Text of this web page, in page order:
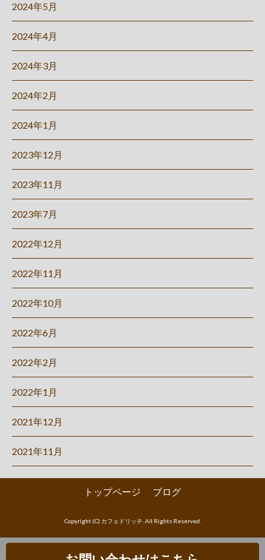
2024年5月
2024年4月
2024年3月
2024年2月
2024年1月
2023年12月
2023年11月
2023年7月
2022年12月
2022年11月
2022年10月
2022年6月
2022年2月
2022年1月
2021年12月
2021年11月
トップページ ブログ
Copyright (C) カフェドリッチ. All Rights Reserved.